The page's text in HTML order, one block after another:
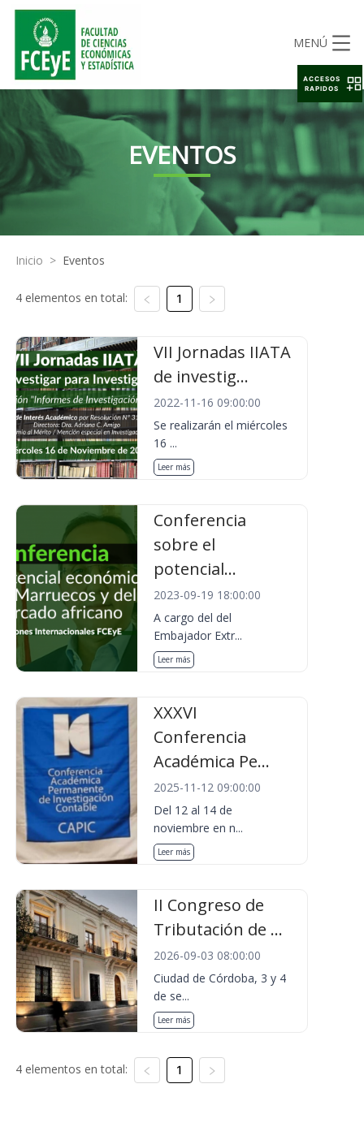
MENÚ
EVENTOS
Inicio > Eventos
4 elementos en total: 1
VII Jornadas IIATA
de investig...
2022-11-16 09:00:00
Se realizarán el miércoles
16 ...
Leer más
Conferencia
sobre el
potencial...
2023-09-19 18:00:00
A cargo del del
Embajador Extr...
Leer más
XXXVI
Conferencia
Académica Pe...
2025-11-12 09:00:00
Del 12 al 14 de
noviembre en n...
Leer más
II Congreso de
Tributación de ...
2026-09-03 08:00:00
Ciudad de Córdoba, 3 y 4
de se...
Leer más
4 elementos en total: 1
ACCESOS
RAPIDOS